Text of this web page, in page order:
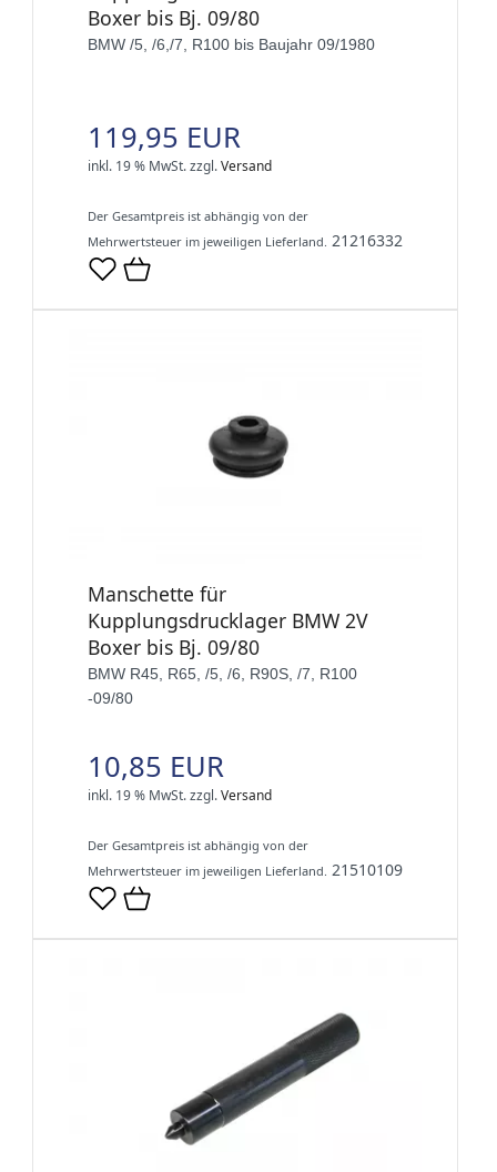
Boxer bis Bj. 09/80
BMW /5, /6,/7, R100 bis Baujahr 09/1980
119,95 EUR
inkl. 19 % MwSt.zzgl.Versand
Der Gesamtpreis ist abhängig von der
Mehrwertsteuer im jeweiligen Lieferland. 21216332
Manschette für
Kupplungsdrucklager BMW 2V
Boxer bis Bj. 09/80
BMW R45, R65, /5, /6, R90S, /7, R100
-09/80
10,85 EUR
inkl. 19 % MwSt.zzgl.Versand
Der Gesamtpreis ist abhängig von der
Mehrwertsteuer im jeweiligen Lieferland. 21510109